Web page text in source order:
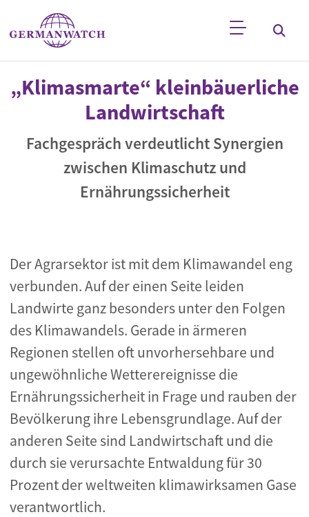
Direkt zum Inhalt
Stichwortsuche
„Klimasmarte“ kleinbäuerliche
Landwirtschaft
Fachgespräch verdeutlicht Synergien
zwischen Klimaschutz und
Ernährungssicherheit
Der Agrarsektor ist mit dem Klimawandel eng
verbunden. Auf der einen Seite leiden
Landwirte ganz besonders unter den Folgen
des Klimawandels. Gerade in ärmeren
Regionen stellen oft unvorhersehbare und
ungewöhnliche Wetterereignisse die
Ernährungssicherheit in Frage und rauben der
Bevölkerung ihre Lebensgrundlage. Auf der
anderen Seite sind Landwirtschaft und die
durch sie verursachte Entwaldung für 30
Prozent der weltweiten klimawirksamen Gase
verantwortlich.